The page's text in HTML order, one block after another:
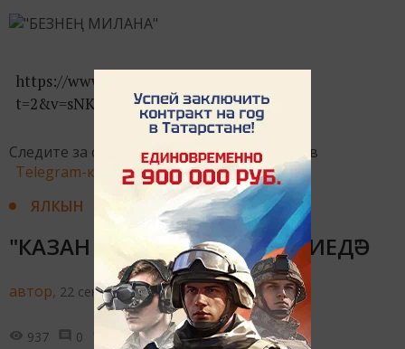
https://www.youtube.com/watch?
t=2&v=sNKnFH0ATLI
Следите за самым важным и интересным в
Telegram-канале Татмедиа
ЯЛКЫН
"КАЗАН КЫЗЫ - ЕВРОВИДЕНИЕДӘ"
автор, 22 сентября 2015 - 12:32
937 0